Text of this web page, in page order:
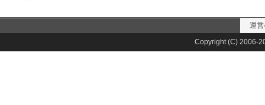
運
Copyright (C) 2006-